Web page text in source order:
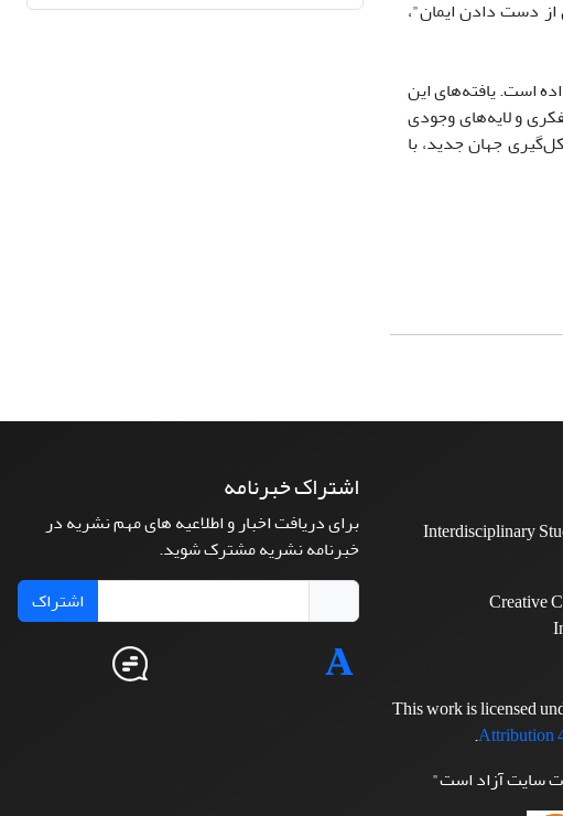
دست دادن ایمان"،
است. یافته‌های این
و لایه‌های وجودی
جهان جدید، با
Interdisciplinary
Creative
This work is licensed
Attribution
.
سایت آزاد است"
اشتراک خبرنامه
برای دریافت اخبار و اطلاعیه های مهم نشریه در
خبرنامه نشریه مشترک شوید.
اشتراک